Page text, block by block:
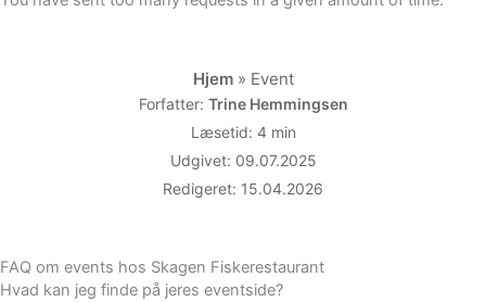
Hjem» Event
Forfatter: Trine Hemmingsen
Læsetid: 4 min
Udgivet: 09.07.2025
Redigeret: 15.04.2026
FAQ om events hos Skagen Fiskerestaurant
Hvad kan jeg finde på jeres eventside?